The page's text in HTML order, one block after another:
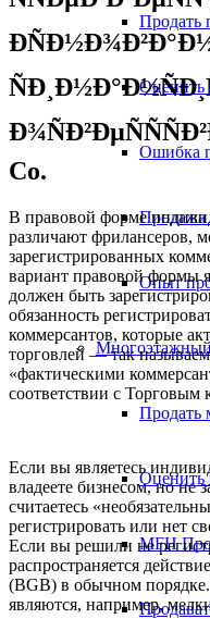
Продать
Оценить
Ошибка
Продажа
Опыт
Продать
Оценить
MFH
Co.
В правовой форме
различают фрилансеров,
зарегистрированных
вариант правовой формы
должен быть
обязанность
коммерсантов, которые
торговлей — так
«фактическими
соответствии с
Если вы являетесь
владеете бизнесом, но не
считаетесь
регистрировать или нет
Если вы решили не
распространяется
(BGB) в обычном
являются, например,